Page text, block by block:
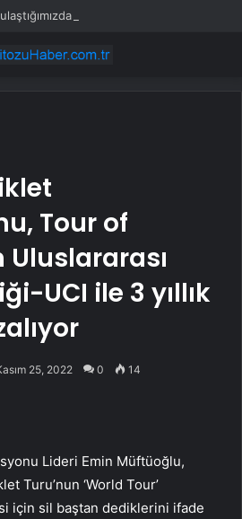
Tour of
UCI ile 3 yıllık
25, 2022 0 14
Lideri Emin Müftüoğlu,
Turu’nun ‘World Tour’
için sil baştan dediklerini ifade